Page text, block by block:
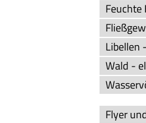
Libellen
Wald -
Flyer